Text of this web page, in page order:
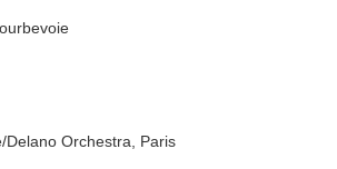
Orchestra, Paris